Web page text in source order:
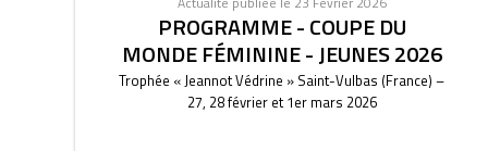
PROGRAMME - COUPE DU
MONDE FÉMININE - JEUNES 2026
Trophée « Jeannot Védrine » Saint-Vulbas (France) –
27, 28 février et 1er mars 2026